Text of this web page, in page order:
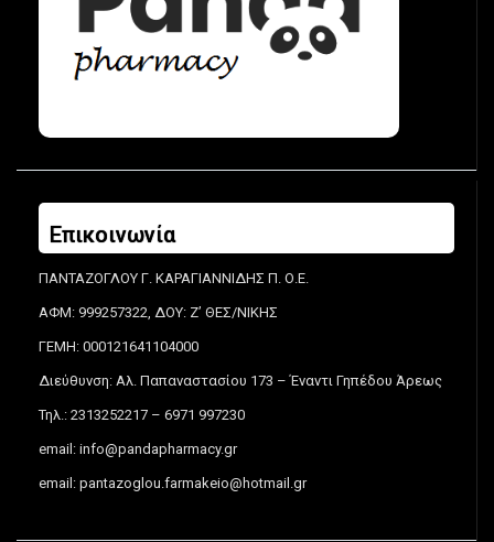
Επικοινωνία
ΠΑΝΤΑΖΟΓΛΟΥ Γ. ΚΑΡΑΓΙΑΝΝΙΔΗΣ Π. Ο.Ε.
ΑΦΜ: 999257322, ΔΟΥ: Ζ’ ΘΕΣ/ΝΙΚΗΣ
ΓΕΜΗ: 000121641104000
Διεύθυνση: Αλ. Παπαναστασίου 173 – Έναντι Γηπέδου Άρεως
Τηλ.: 2313252217 – 6971 997230
email: info@pandapharmacy.gr
email: pantazoglou.farmakeio@hotmail.gr